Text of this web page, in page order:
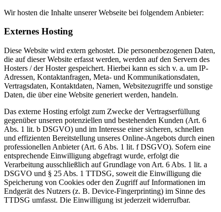
Wir hosten die Inhalte unserer Webseite bei folgendem Anbieter:
Externes Hosting
Diese Website wird extern gehostet. Die personenbezogenen Daten,
die auf dieser Website erfasst werden, werden auf den Servern des
Hosters / der Hoster gespeichert. Hierbei kann es sich v. a. um IP-
Adressen, Kontaktanfragen, Meta- und Kommunikationsdaten,
Vertragsdaten, Kontaktdaten, Namen, Websitezugriffe und sonstige
Daten, die über eine Website generiert werden, handeln.
Das externe Hosting erfolgt zum Zwecke der Vertragserfüllung
gegenüber unseren potenziellen und bestehenden Kunden (Art. 6
Abs. 1 lit. b DSGVO) und im Interesse einer sicheren, schnellen
und effizienten Bereitstellung unseres Online-Angebots durch einen
professionellen Anbieter (Art. 6 Abs. 1 lit. f DSGVO). Sofern eine
entsprechende Einwilligung abgefragt wurde, erfolgt die
Verarbeitung ausschließlich auf Grundlage von Art. 6 Abs. 1 lit. a
DSGVO und § 25 Abs. 1 TTDSG, soweit die Einwilligung die
Speicherung von Cookies oder den Zugriff auf Informationen im
Endgerät des Nutzers (z. B. Device-Fingerprinting) im Sinne des
TTDSG umfasst. Die Einwilligung ist jederzeit widerrufbar.